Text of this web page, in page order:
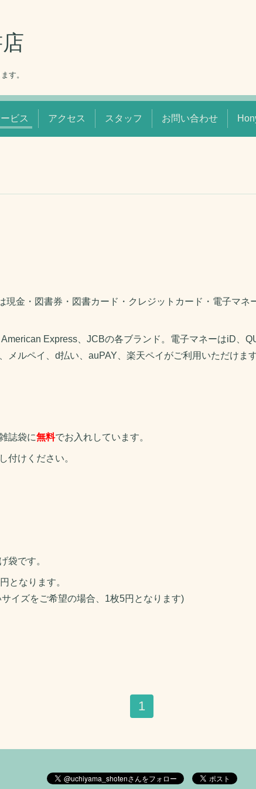
す。
ビス アクセス スタッフ お問い合わせ
現金・図書券・図書カード・クレジットカード・電子マネ
Express、JCBの各ブランド。電子マネーはiD、
メルペイ、d払い、auPAY、楽天ペイがご利用いただけます
誌袋に無料でお入れしています。
付けください。
袋です。
となります。
イズをご希望の場合、1枚5円となります)
1